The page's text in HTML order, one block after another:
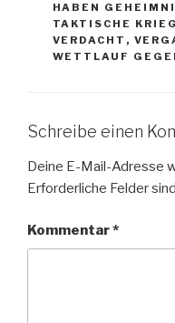
HABEN
TAKTISCHE
VERDACHT ,
WETTLAUF
Schreibe einen
Deine E-Mail-Adresse
Erforderliche Felder
Kommentar*